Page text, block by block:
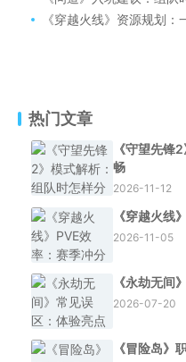
《穿越火线》资源规划
热门文章
《守望先锋
畅
2026-11-12
《穿越火线
2026-11-05
《永劫无间
2026-07-20
《冒险岛》